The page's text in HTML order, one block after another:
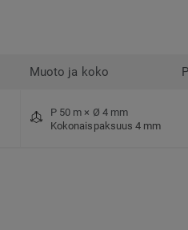
Muoto ja koko
P 50 m × Ø 4 mm
Kokonaispaksuus 4 mm